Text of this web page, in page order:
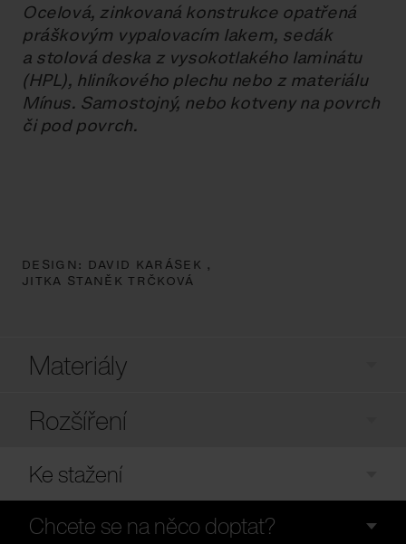
Ocelová, zinkovaná konstrukce opatřená
práškovým vypalovacím lakem, sedák
a stolová deska z vysokotlakého laminátu
(HPL), hliníkového plechu nebo z materiálu
Mínus. Samostojný, nebo kotveny na povrch
či pod povrch.
DESIGN: DAVID KARÁSEK ,
JITKA STANĚK TRČKOVÁ
Materiály
Rozšíření
Ke stažení
Chcete se na něco doptat?